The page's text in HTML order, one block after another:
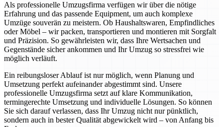
Als professionelle Umzugsfirma verfügen wir über die nötige
Erfahrung und das passende Equipment, um auch komplexe
Umzüge souverän zu meistern. Ob Haushaltswaren, Empfindliches
oder Möbel – wir packen, transportieren und montieren mit Sorgfalt
und Präzision. So gewährleisten wir, dass Ihre Wertsachen und
Gegenstände sicher ankommen und Ihr Umzug so stressfrei wie
möglich verläuft.
Ein reibungsloser Ablauf ist nur möglich, wenn Planung und
Umsetzung perfekt aufeinander abgestimmt sind. Unsere
professionelle Umzugsfirma setzt auf klare Kommunikation,
termingerechte Umsetzung und individuelle Lösungen. So können
Sie sich darauf verlassen, dass Ihr Umzug nicht nur pünktlich,
sondern auch in bester Qualität abgewickelt wird – von Anfang bis